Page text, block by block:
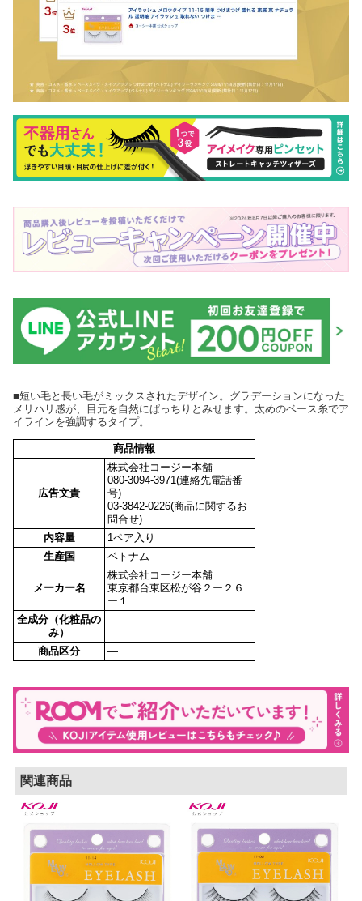
■短い毛と長い毛がミックスされたデザイン。グラデーションになった
メリハリ感が、目元を自然にぱっちりとみせます。太めのベース糸でア
イラインを強調するタイプ。
商品情報
広告文責
株式会社コージー本舗
080-3094-3971(連絡先電話番
号)
03-3842-0226(商品に関するお
問合せ)
内容量
1ペア入り
生産国
ベトナム
メーカー名
株式会社コージー本舗
東京都台東区松が谷２ー２６
ー１
全成分（化粧品の
み）
商品区分
—
関連商品